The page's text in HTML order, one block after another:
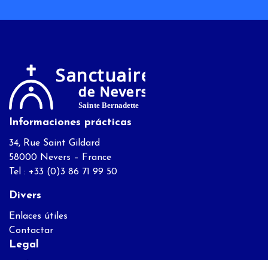
Informaciones prácticas
34, Rue Saint Gildard
58000 Nevers – France
Tel : +33 (0)3 86 71 99 50
Divers
Enlaces útiles
Contactar
Legal